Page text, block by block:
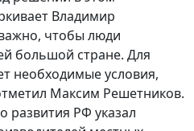
Владимир
чтобы люди
большой стране. Для
необходимые условия,
Максим Решетников.
развития РФ указал